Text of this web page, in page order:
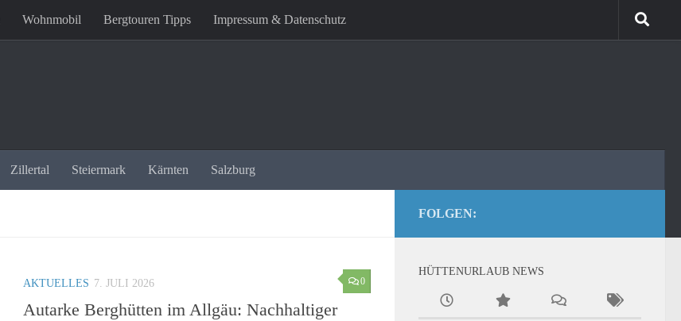
Wohnmobil Bergtouren Tipps Impressum & Datenschutz
Zillertal Steiermark Kärnten Salzburg
0
AKTUELLES 7. JULI 2026
Autarke Berghütten im Allgäu: Nachhaltiger
FOLGEN:
HÜTTENURLAUB NEWS